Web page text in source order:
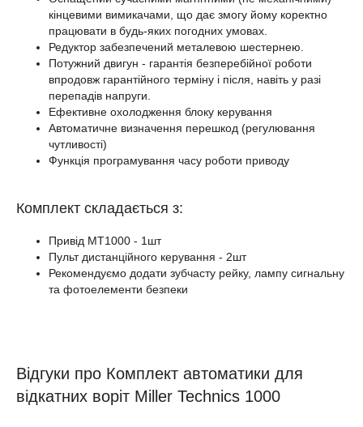
кінцевими вимикачами, що дає змогу йому коректно
працювати в будь-яких погодних умовах.
Редуктор забезпечений металевою шестернею.
Потужний двигун - гарантія безперебійної роботи
впродовж гарантійного терміну і після, навіть у разі
перепадів напруги.
Ефективне охолодження блоку керування
Автоматичне визначення перешкод (регулювання
чутливості)
Функція програмування часу роботи приводу
Комплект складається з:
Привід МТ1000 - 1шт
Пульт дистанційного керування - 2шт
Рекомендуємо додати зубчасту рейку, лампу сигнальну
та фотоелементи безпеки
Відгуки про Комплект автоматики для
відкатних воріт Miller Technics 1000